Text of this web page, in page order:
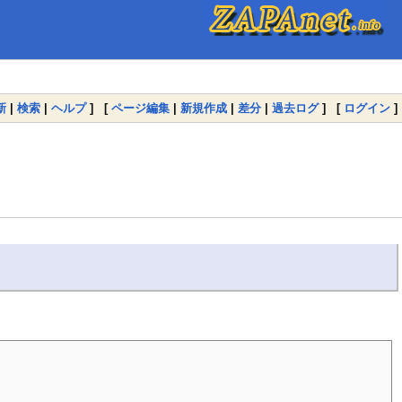
| 検索 | ヘルプ] [ ページ編集 | 新規作成 | 差分 | 過去ログ] [ ログイン ]